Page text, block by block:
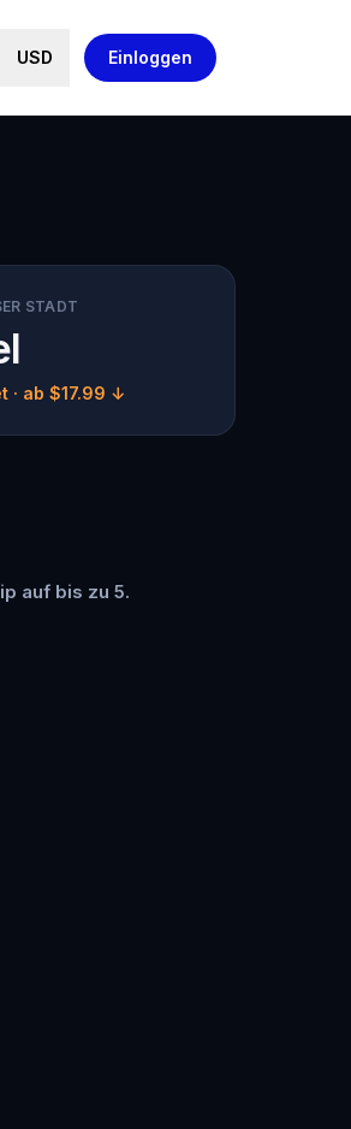
USD Einloggen
STADT
· ab $17.99 ↓
auf bis zu 5.